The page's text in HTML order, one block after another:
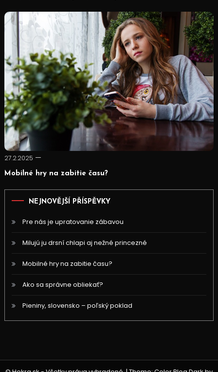
27.2.2025
Mobilné hry na zabitie času?
NEJNOVĚJŠÍ PŘÍSPĚVKY
Pre nás je upratovanie zábavou
Milujú ju drsní chlapi aj nežné princezné
Mobilné hry na zabitie času?
Ako sa správne obliekať?
Pieniny, slovensko – poľský poklad